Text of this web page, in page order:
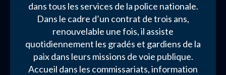
dans tous les services de la police nationale.
Dans le cadre d’un contrat de trois ans,
renouvelable une fois, il assiste
quotidiennement les gradés et gardiens de la
paix dans leurs missions de voie publique.
Accueil dans les commissariats, information